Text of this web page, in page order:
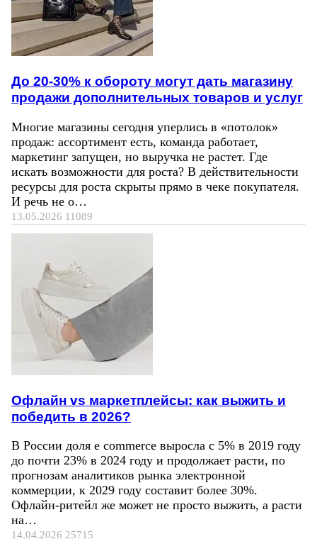
До 20-30% к обороту могут дать магазину
продажи дополнительных товаров и услуг
Многие магазины сегодня уперлись в «потолок»
продаж: ассортимент есть, команда работает,
маркетинг запущен, но выручка не растет. Где
искать возможности для роста? В действительности
ресурсы для роста скрыты прямо в чеке покупателя.
И речь не о…
13.05.2026 11089
Офлайн vs маркетплейсы: как выжить и
победить в 2026?
В России доля e commerce выросла с 5% в 2019 году
до почти 23% в 2024 году и продолжает расти, по
прогнозам аналитиков рынка электронной
коммерции, к 2029 году составит более 30%.
Офлайн-ритейл же может не просто выжить, а расти
на…
14.04.2026 25715